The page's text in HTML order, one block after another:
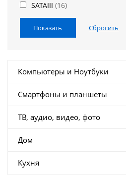
SATAIII (16)
Компьютеры и Ноутбуки
Смартфоны и планшеты
ТВ, аудио, видео, фото
Дом
Кухня